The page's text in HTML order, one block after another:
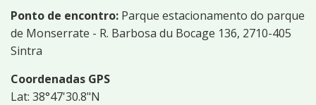
Ponto de encontro: Parque estacionamento do parque
de Monserrate - R. Barbosa du Bocage 136, 2710-405
Sintra
Coordenadas GPS
Lat: 38°47'30.8"N